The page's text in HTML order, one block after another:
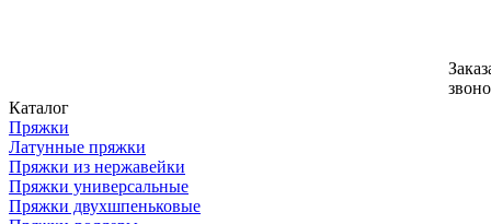
Каталог
Пряжки
Латунные пряжки
Пряжки из нержавейки
Пряжки универсальные
Пряжки двухшпеньковые